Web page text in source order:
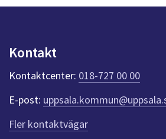
n
k
t
e
r
f
ö
r
Kontakt
Kontaktcenter: 018-727 00 00
E-post:
Fler kontaktvägar